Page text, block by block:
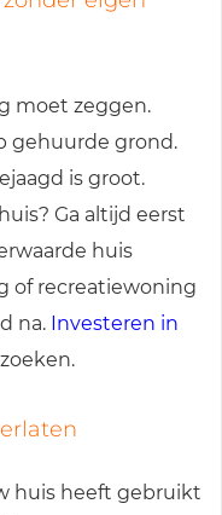
moet zeggen.
gehuurde grond.
is groot.
Ga altijd eerst
huis
of recreatiewoning
na. Investeren in
huis heeft gebruikt